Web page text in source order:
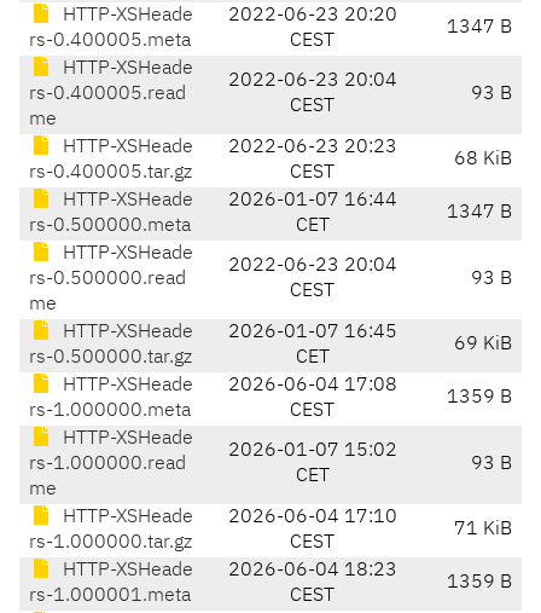
HTTP-XSHeade
rs-0.400005.meta
2022-06-23 20:20
CEST
1347 B
HTTP-XSHeade
rs-0.400005.read
me
2022-06-23 20:04
CEST
93 B
HTTP-XSHeade
rs-0.400005.tar.gz
2022-06-23 20:23
CEST
68 KiB
HTTP-XSHeade
rs-0.500000.meta
2026-01-07 16:44
CET
1347 B
HTTP-XSHeade
rs-0.500000.read
me
2022-06-23 20:04
CEST
93 B
HTTP-XSHeade
rs-0.500000.tar.gz
2026-01-07 16:45
CET
69 KiB
HTTP-XSHeade
rs-1.000000.meta
2026-06-04 17:08
CEST
1359 B
HTTP-XSHeade
rs-1.000000.read
me
2026-01-07 15:02
CET
93 B
HTTP-XSHeade
rs-1.000000.tar.gz
2026-06-04 17:10
CEST
71 KiB
HTTP-XSHeade
rs-1.000001.meta
2026-06-04 18:23
CEST
1359 B